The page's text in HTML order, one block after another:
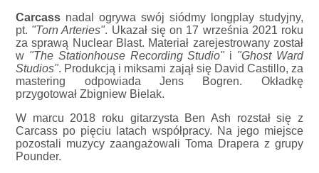
Carcass nadal ogrywa swój siódmy longplay studyjny,
pt. "Torn Arteries". Ukazał się on 17 września 2021 roku
za sprawą Nuclear Blast. Materiał zarejestrowany został
w "The Stationhouse Recording Studio" i "Ghost Ward
Studios". Produkcją i miksami zajął się David Castillo, za
mastering odpowiada Jens Bogren. Okładkę
przygotował Zbigniew Bielak.
W marcu 2018 roku gitarzysta Ben Ash rozstał się z
Carcass po pięciu latach współpracy. Na jego miejsce
pozostali muzycy zaangażowali Toma Drapera z grupy
Pounder.